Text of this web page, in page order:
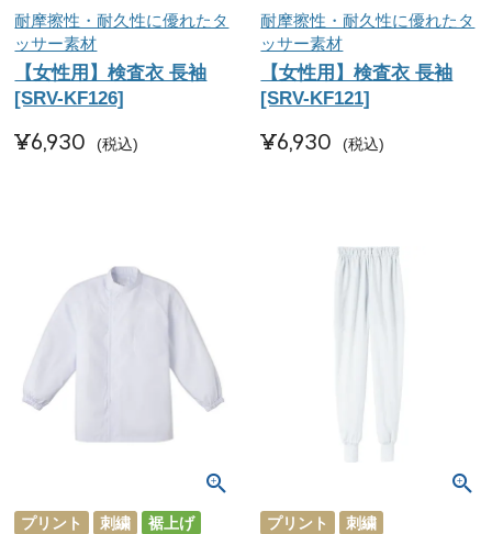
耐摩擦性・耐久性に優れたタ
ッサー素材
【女性用】検査衣 長袖
[SRV-KF126]
¥6,930 税込
耐摩擦性・耐久性に優れたタ
ッサー素材
【女性用】検査衣 長袖
[SRV-KF121]
¥6,930 税込
プリント 刺繍
裾上げ
プリント 刺繍